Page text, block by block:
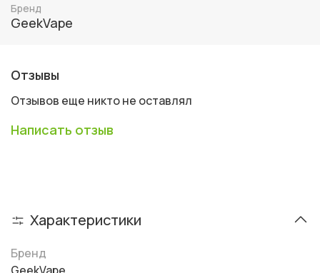
Бренд
GeekVape
Отзывы
Отзывов еще никто не оставлял
Написать отзыв
Характеристики
Бренд